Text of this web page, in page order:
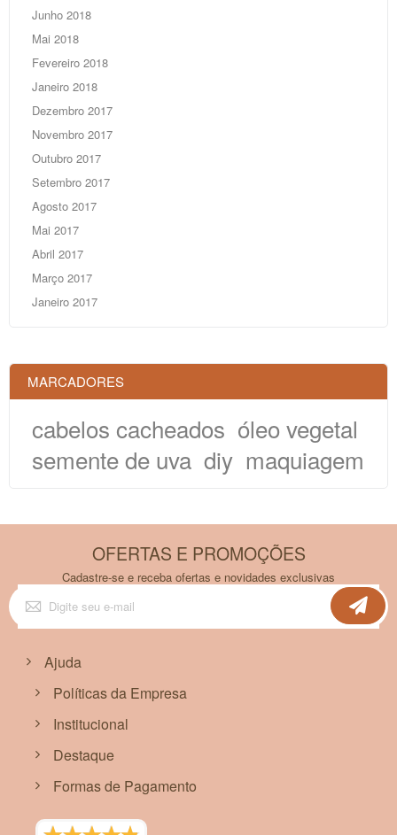
Junho 2018
Mai 2018
Fevereiro 2018
Janeiro 2018
Dezembro 2017
Novembro 2017
Outubro 2017
Setembro 2017
Agosto 2017
Mai 2017
Abril 2017
Março 2017
Janeiro 2017
MARCADORES
cabelos cacheados óleo vegetal
semente de uva diy maquiagem
OFERTAS E PROMOÇÕES
Cadastre-se e receba ofertas e novidades exclusivas
Inscreva-
se
na
Ajuda
Políticas da Empresa
Institucional
Destaque
Formas de Pagamento